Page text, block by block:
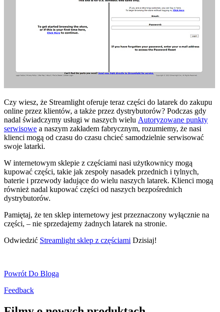
Czy wiesz, że Streamlight oferuje teraz części do latarek do zakupu
online przez klientów, a także przez dystrybutorów? Podczas gdy
nadal świadczymy usługi w naszych wielu Autoryzowane punkty
serwisowe a naszym zakładem fabrycznym, rozumiemy, że nasi
klienci mogą od czasu do czasu chcieć samodzielnie serwisować
swoje latarki.
W internetowym sklepie z częściami nasi użytkownicy mogą
kupować części, takie jak zespoły nasadek przednich i tylnych,
baterie i przewody ładujące do wielu naszych latarek. Klienci mogą
również nadal kupować części od naszych bezpośrednich
dystrybutorów.
Pamiętaj, że ten sklep internetowy jest przeznaczony wyłącznie na
części, – nie sprzedajemy żadnych latarek na stronie.
Odwiedzić Streamlight sklep z częściami Dzisiaj!
Powrót Do Bloga
Feedback